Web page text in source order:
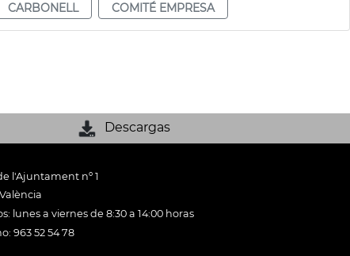
CARBONELL COMITÉ EMPRESA
Descargas
l'Ajuntament nº 1
lunes a viernes de 8:30 a 14:00 horas
963 52 54 78